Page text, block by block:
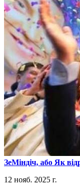
​ЗеМіндіч, або Як
12 нояб. 2025 г.